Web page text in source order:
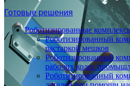
Готовые решения
Роботизированные
Роботизированный
растаркой мешков
Роботизированный
рабочих колес
Роботизированный